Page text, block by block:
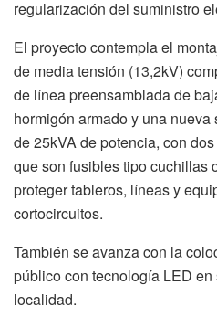
regularización del suministro
El proyecto contempla el
de media tensión (13,2kV)
de línea preensamblada de
hormigón armado y una
de 25kVA de potencia, con
que son fusibles tipo cuchillas
proteger tableros, líneas y
cortocircuitos.
También se avanza con la
público con tecnología LED
localidad.